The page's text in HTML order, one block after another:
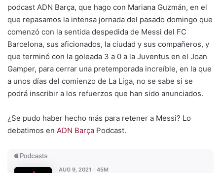
podcast ADN Barça, que hago con Mariana Guzmán, en el
que repasamos la intensa jornada del pasado domingo que
comenzó con la sentida despedida de Messi del FC
Barcelona, sus aficionados, la ciudad y sus compañeros, y
que terminó con la goleada 3 a 0 a la Juventus en el Joan
Gamper, para cerrar una pretemporada increíble, en la que
a unos días del comienzo de La Liga, no se sabe si se
podrá inscribir a los refuerzos que han sido anunciados.
¿Se pudo haber hecho más para retener a Messi? Lo
debatimos en ADN Barça Podcast.